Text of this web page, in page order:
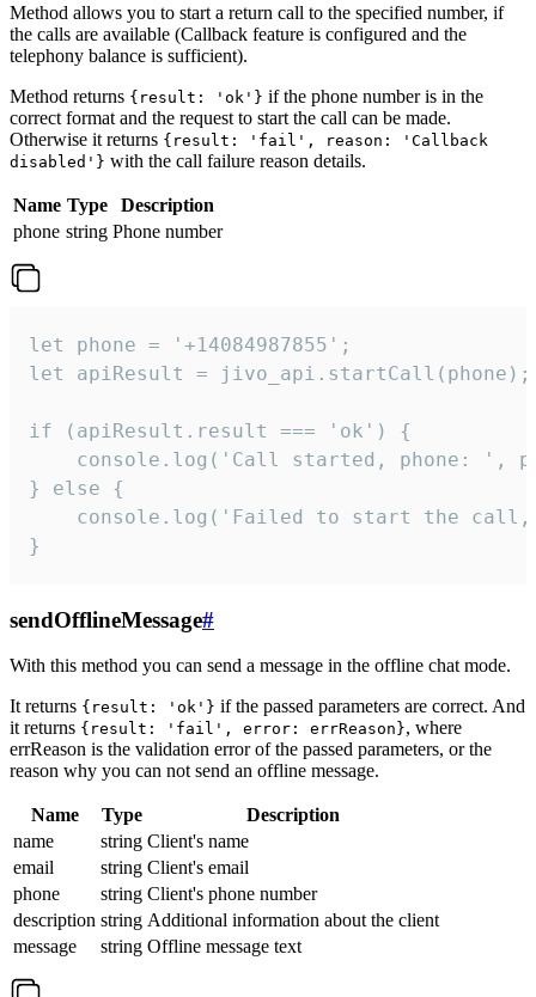
Method allows you to start a return call to the specified number, if
the calls are available (Callback feature is configured and the
telephony balance is sufficient).
Method returns {result: 'ok'} if the phone number is in the
correct format and the request to start the call can be made.
Otherwise it returns {result: 'fail', reason: 'Callback
disabled'} with the call failure reason details.
Name Type
Description
phone string Phone number
let phone = '+14084987855';
let apiResult = jivo_api.startCall(phone);
if (apiResult.result === 'ok') {
console.log('Call started, phone: ',
} else {
console.log('Failed to start the
}
sendOfflineMessage#
With this method you can send a message in the offline chat mode.
It returns {result: 'ok'} if the passed parameters are correct. And
it returns {result: 'fail', error: errReason}, where
errReason is the validation error of the passed parameters, or the
reason why you can not send an offline message.
Name Type
Description
name
string Client's name
email
string Client's email
phone
string Client's phone number
description string Additional information about the client
message
string Offline message text